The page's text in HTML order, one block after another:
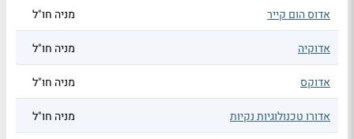
אדוס הום קייר מניה חו"ל
אדוקיה מניה חו"ל
אדוקס מניה חו"ל
אדורו טכנולוגיות נקיות מניה חו"ל